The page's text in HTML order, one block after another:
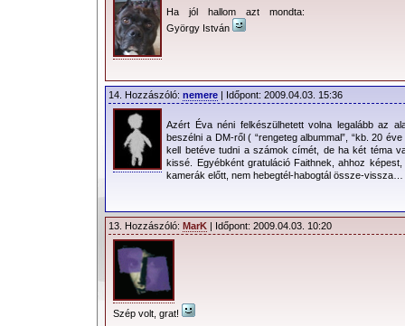
Ha jól hallom azt mondta:
György István
14. Hozzászóló: nemere | Időpont: 2009.04.03. 15:36
Azért Éva néni felkészülhetett volna legalább az
beszélni a DM-ről ( “rengeteg albummal”, “kb. 20
kell betéve tudni a számok címét, de ha két téma
kissé. Egyébként gratuláció Faithnek, ahhoz
kamerák előtt, nem hebegtél-habogtál össze-vissza…
13. Hozzászóló: MarK | Időpont: 2009.04.03. 10:20
Szép volt, grat!